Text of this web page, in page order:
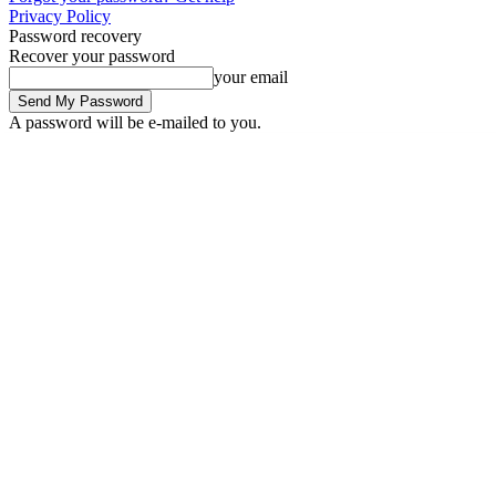
Privacy Policy
Password recovery
Recover your password
your email
A password will be e-mailed to you.